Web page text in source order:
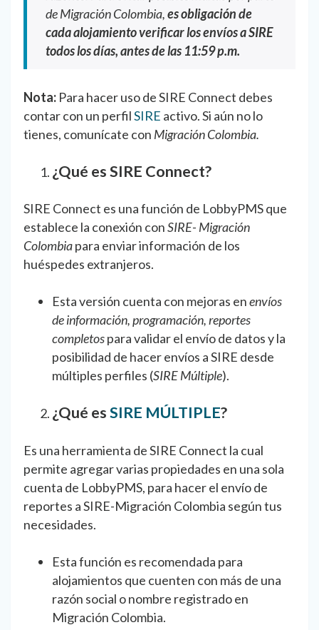
de Migración Colombia,es obligación de
cada alojamiento verificar los envíos a SIRE
todos los días, antes de las 11:59 p.m.
Nota: Para hacer uso de SIRE Connect debes
contar con un perfilSIRE activo. Si aún no lo
tienes, comunícate con Migración Colombia.
¿Qué es SIRE Connect?
SIRE Connect es una función de LobbyPMS que
establece la conexión conSIRE- Migración
Colombiapara enviar información de los
huéspedes extranjeros.
Esta versión cuenta con mejoras enenvíos
de información, programación, reportes
completospara validar el envío de datos y la
posibilidad de hacer envíos a SIRE desde
múltiples perfiles (SIRE Múltiple).
¿Qué esSIRE MÚLTIPLE?
Es una herramienta de SIRE Connect la cual
permite agregar varias propiedades en una sola
cuenta de LobbyPMS, para hacer el envío de
reportes a SIRE-Migración Colombia según tus
necesidades.
Esta función es recomendada para
alojamientos que cuenten con más de una
razón social o nombre registrado en
Migración Colombia.